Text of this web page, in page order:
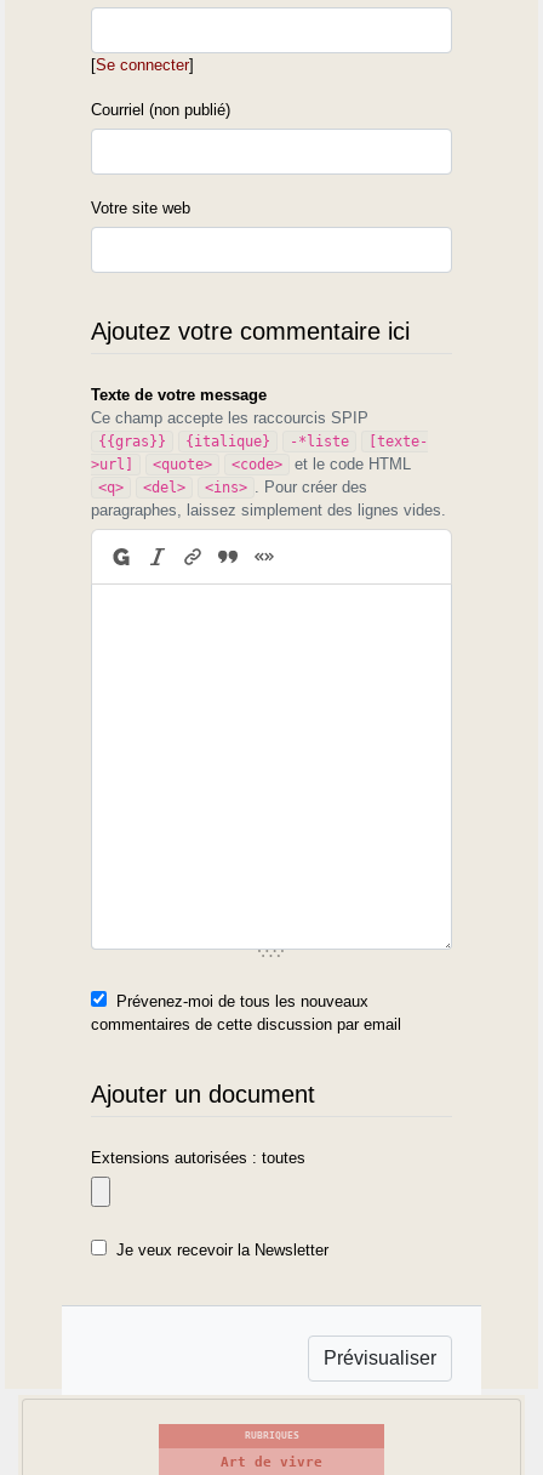
[Se connecter]
Courriel (non publié)
Votre site web
Ajoutez votre commentaire ici
Texte de votre message
Ce champ accepte les raccourcis SPIP
{{gras}} {italique} -*liste
[texte-
>url]
<quote> <code> et le code HTML
<q> <del> <ins>
. Pour créer des
paragraphes, laissez simplement des lignes vides.
Prévenez-moi de tous les nouveaux
commentaires de cette discussion par email
Ajouter un document
Extensions autorisées : toutes
Je veux recevoir la Newsletter
RUBRIQUES
Art de vivre